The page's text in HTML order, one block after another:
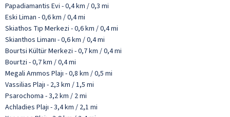
Papadiamantis Evi - 0,4 km / 0,3 mi
Eski Liman - 0,6 km / 0,4 mi
Skiathos Tıp Merkezi - 0,6 km / 0,4 mi
Skianthos Limanı - 0,6 km / 0,4 mi
Bourtsi Kültür Merkezi - 0,7 km / 0,4 mi
Bourtzi - 0,7 km / 0,4 mi
Megali Ammos Plajı - 0,8 km / 0,5 mi
Vassilias Plajı - 2,3 km / 1,5 mi
Psarochoma - 3,2 km / 2 mi
Achladies Plajı - 3,4 km / 2,1 mi